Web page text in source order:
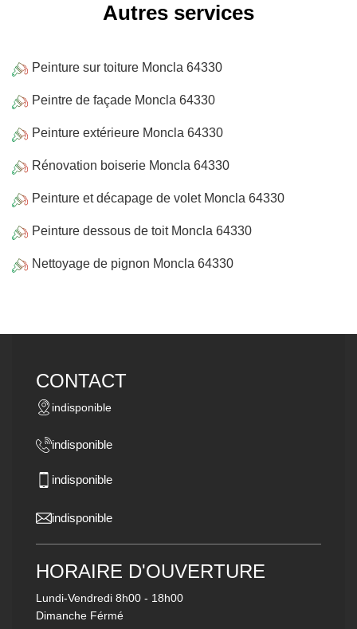
Autres services
Peinture sur toiture Moncla 64330
Peintre de façade Moncla 64330
Peinture extérieure Moncla 64330
Rénovation boiserie Moncla 64330
Peinture et décapage de volet Moncla 64330
Peinture dessous de toit Moncla 64330
Nettoyage de pignon Moncla 64330
CONTACT
indisponible
indisponible
indisponible
indisponible
HORAIRE D'OUVERTURE
Lundi-Vendredi 8h00 - 18h00
Dimanche Férmé